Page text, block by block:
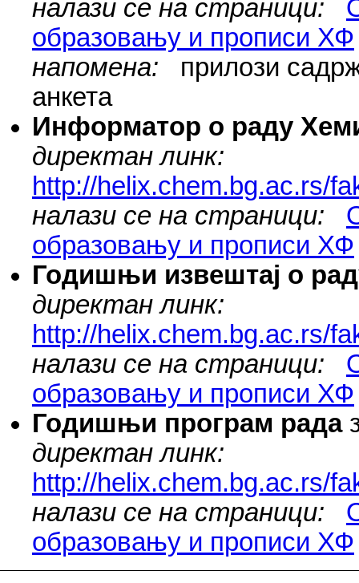
налази се на страници:
образовању и прописи ХФ
напомена: прилози
анкета
Информатор о раду
директан линк:
http://helix.chem.bg.ac.rs/
налази се на страници:
образовању и прописи ХФ
Годишњи извештај о
директан линк:
http://helix.chem.bg.ac.rs/
налази се на страници:
образовању и прописи ХФ
Годишњи програм рада
директан линк:
http://helix.chem.bg.ac.rs/
налази се на страници:
образовању и прописи ХФ